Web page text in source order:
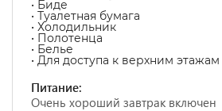
• Биде
• Туалетная бумага
• Холодильник
• Полотенца
• Белье
• Для доступа к верхним
Питание:
Очень хороший завтрак включен